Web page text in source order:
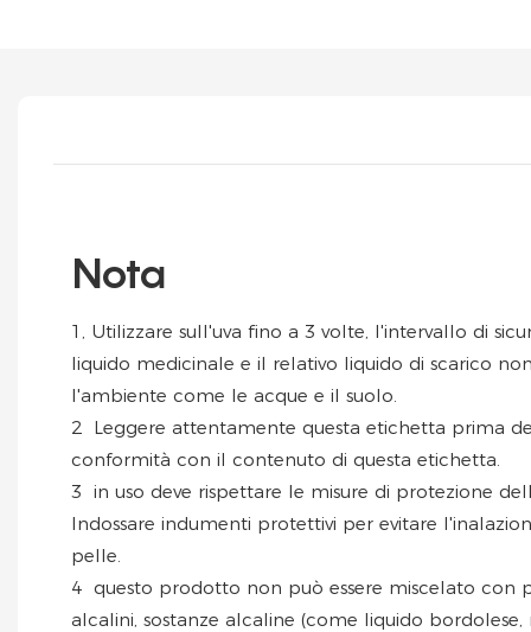
Nota
1, Utilizzare sull'uva fino a 3 volte, l'intervallo di
liquido medicinale e il relativo liquido di scarico
l'ambiente come le acque e il suolo.
2 Leggere attentamente questa etichetta prima
conformità con il contenuto di questa etichetta.
3 in uso deve rispettare le misure di protezione
Indossare indumenti protettivi per evitare
pelle.
4 questo prodotto non può essere miscelato con
alcalini, sostanze alcaline (come liquido